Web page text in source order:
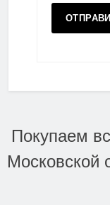
Покупаем
Московской